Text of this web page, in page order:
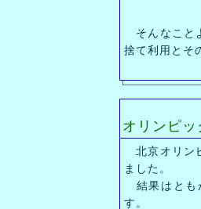
そんなこと
捨て利用とそ
オリンピ
北京オリン
ました。
結果はとも
す。